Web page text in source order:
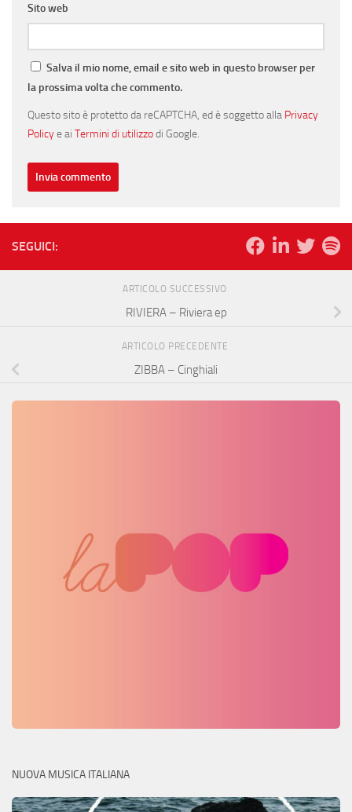
Sito web
Salva il mio nome, email e sito web in questo browser per
la prossima volta che commento.
Questo sito è protetto da reCAPTCHA, ed è soggetto alla Privacy
Policye ai Termini di utilizzodi Google.
SEGUICI:
ARTICOLO SUCCESSIVO
RIVIERA – Riviera ep
ARTICOLO PRECEDENTE
ZIBBA – Cinghiali
NUOVA MUSICA ITALIANA